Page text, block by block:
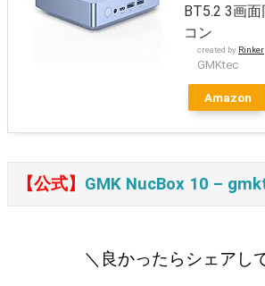
BT5.2 3画
コン
created by Rinker
GMKtec
Amazon
【公式】 GMK NucBox 10 –
＼良かったらシェアし